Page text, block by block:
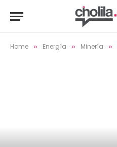
Home » Energía » Minería »